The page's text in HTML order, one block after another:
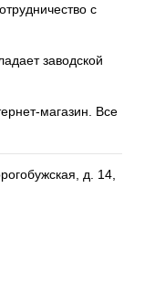
с
заводской
магазин. Все
д. 14,